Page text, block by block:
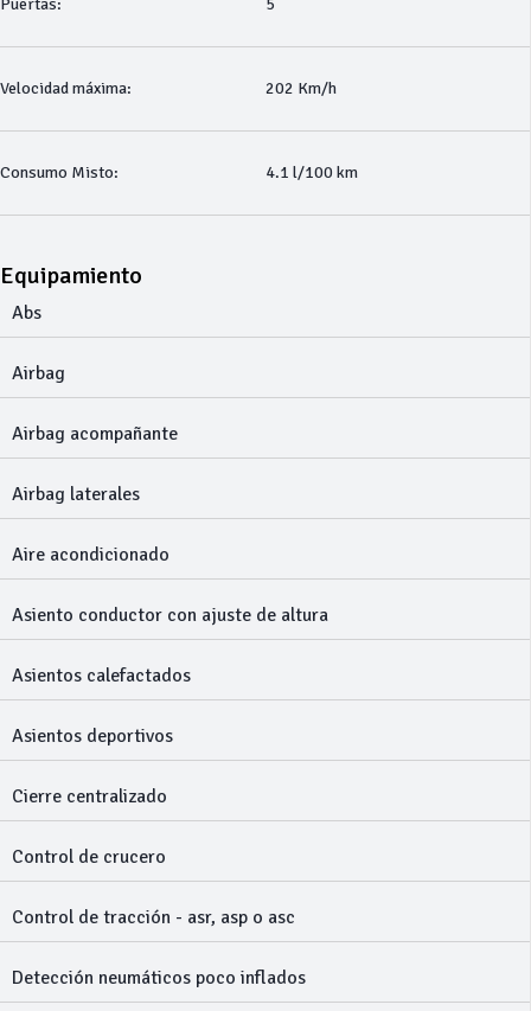
Puertas: 5
Velocidad máxima: 202 Km/h
Consumo Misto: 4.1 l/100 km
Equipamiento
Abs
Airbag
Airbag acompañante
Airbag laterales
Aire acondicionado
Asiento conductor con ajuste de altura
Asientos calefactados
Asientos deportivos
Cierre centralizado
Control de crucero
Control de tracción - asr, asp o asc
Detección neumáticos poco inflados